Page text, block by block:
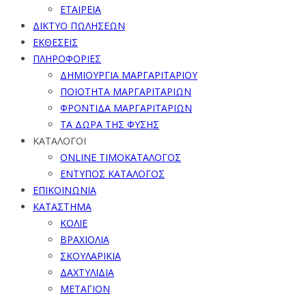
ΕΤΑΙΡΕΙΑ
ΔΙΚΤΥΟ ΠΩΛΗΣΕΩΝ
ΕΚΘΕΣΕΙΣ
ΠΛΗΡΟΦΟΡΙΕΣ
ΔΗΜΙΟΥΡΓΙΑ ΜΑΡΓΑΡΙΤΑΡΙΟΥ
ΠΟΙΟΤΗΤΑ ΜΑΡΓΑΡΙΤΑΡΙΩΝ
ΦΡΟΝΤΙΔΑ ΜΑΡΓΑΡΙΤΑΡΙΩΝ
ΤΑ ΔΩΡΑ ΤΗΣ ΦΥΣΗΣ
ΚΑΤΑΛΟΓΟΙ
ONLINE ΤΙΜΟΚΑΤΑΛΟΓΟΣ
ΕΝΤΥΠΟΣ ΚΑΤΑΛΟΓΟΣ
ΕΠΙΚΟΙΝΩΝΙΑ
ΚΑΤΑΣΤΗΜΑ
ΚΟΛΙΕ
ΒΡΑΧΙΟΛΙΑ
ΣΚΟΥΛΑΡΙΚΙΑ
ΔΑΧΤΥΛΙΔΙΑ
ΜΕΤΑΓΙΟΝ